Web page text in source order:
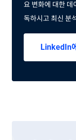
요 변화에 대한 데
독하시고 최신 분
LinkedIn